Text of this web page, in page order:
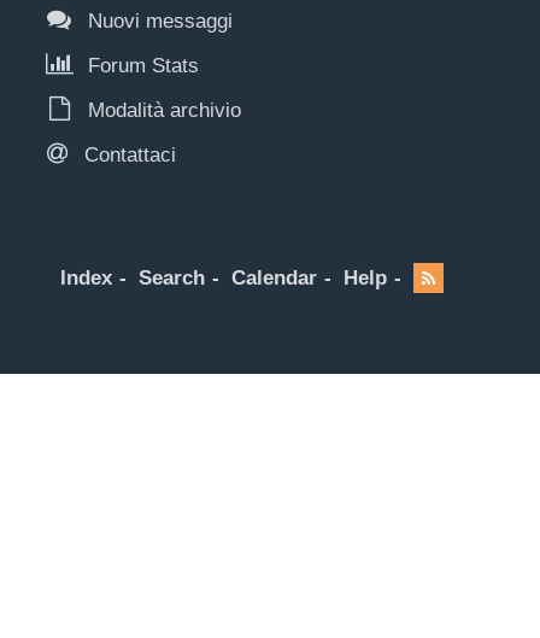
Nuovi messaggi
Forum Stats
Modalità archivio
Contattaci
Index Search Calendar Help